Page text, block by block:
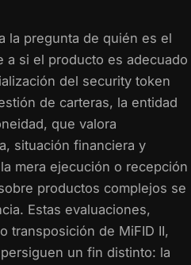
la pregunta de quién es el
a si el producto es adecuado
del security token
de carteras, la entidad
que valora
situación financiera y
mera ejecución o recepción
productos complejos se
Estas evaluaciones,
transposición de MiFID II,
un fin distinto: la